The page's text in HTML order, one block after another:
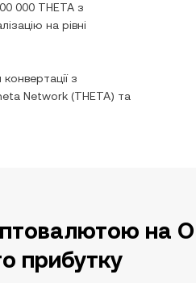
000 THETA з
на рівні
з
Network (THETA) та
на
прибутку